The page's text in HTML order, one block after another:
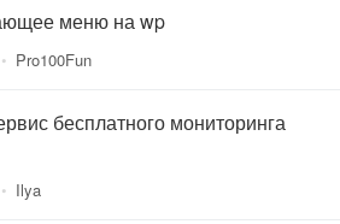
меню на wp
• Pro100Fun
бесплатного мониторинга
• Ilya